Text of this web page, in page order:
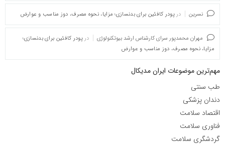
نسرین در پودر کافئین برای بدنسازی؛ مزایا، نحوه مصرف، دوز مناسب و عوارض
مهران محمدپور سرای کارشناس ارشد بیوتکنولوژی در پودر کافئین برای بدنسازی؛
مزایا، نحوه مصرف، دوز مناسب و عوارض
مهم‌ترین موضوعات ایران مدیکال
طب سنتی
دندان پزشکی
اقتصاد سلامت
فناوری سلامت
گردشگری سلامت